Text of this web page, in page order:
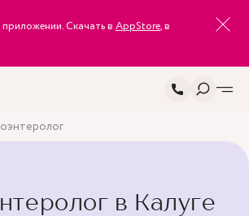
Скачать в AppStore, в
в Калуге